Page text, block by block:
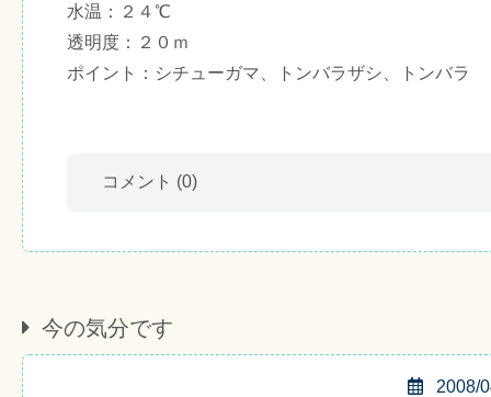
水温：２４℃
透明度：２０ｍ
ポイント：シチューガマ、トンバラザシ、トンバラ
コメント (0)
今の気分です
2008/